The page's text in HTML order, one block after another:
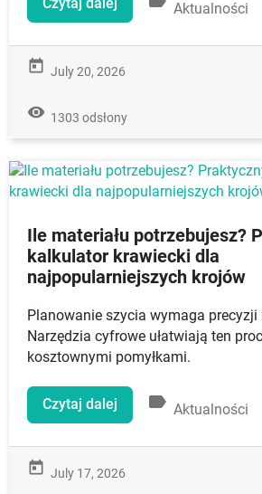
Aktualności
today July 20, 2026
remove_red_eye 1303 odsłony
Ile materiału potrzebujesz?
kalkulator krawiecki dla
najpopularniejszych krojów
Planowanie szycia wymaga
Narzędzia cyfrowe ułatwiają ten
kosztownymi pomyłkami.
Czytaj dalej label Aktualności
today July 17, 2026